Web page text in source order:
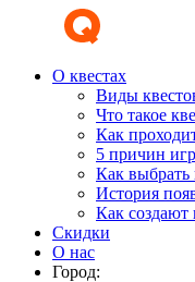
О квестах
Виды
Что такое
Как
5 причин
Как выбрать
История
Как создают
Скидки
О нас
Город: